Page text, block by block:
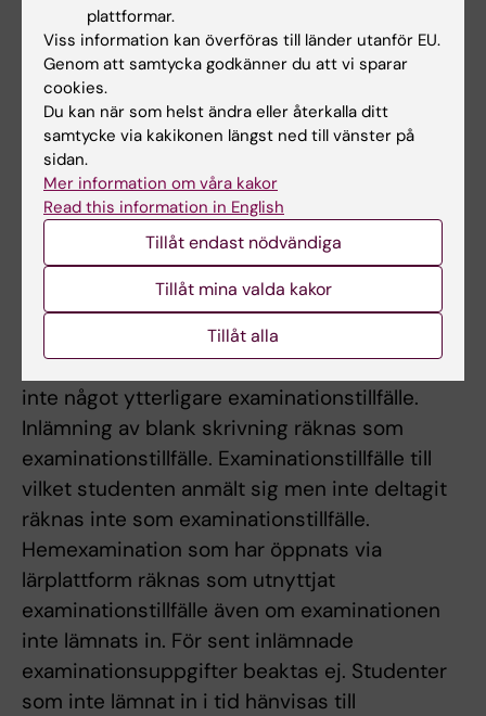
kursansvarig så bedömer. Resultat för kursen
kan endast registreras om obligatoriska
moment eller ersättningsuppgifter
genomförts.
Student som ej är godkänd efter ordinarie
examinationstillfälle har rätt att delta vid
ytterligare fem examinationstillfällen. Student
som saknar godkänt resultat efter tre
genomförda examinationstillfällen kan dock
erbjudas att gå om kurs ytterligare en gång.
Detta gäller i mån av plats. Om studenten
genomfört sex underkända examinationer ges
inte något ytterligare examinationstillfälle.
Inlämning av blank skrivning räknas som
examinationstillfälle. Examinationstillfälle till
vilket studenten anmält sig men inte deltagit
räknas inte som examinationstillfälle.
Hemexamination som har öppnats via
lärplattform räknas som utnyttjat
examinationstillfälle även om examinationen
inte lämnats in. För sent inlämnade
examinationsuppgifter beaktas ej. Studenter
som inte lämnat in i tid hänvisas till
plattformar.
Viss information kan överföras till länder utanför EU.
Genom att samtycka godkänner du att vi sparar
cookies.
Du kan när som helst ändra eller återkalla ditt
samtycke via kakikonen längst ned till vänster på
sidan.
Mer information om våra kakor
Read this information in English
Tillåt endast nödvändiga
Tillåt mina valda kakor
Tillåt alla